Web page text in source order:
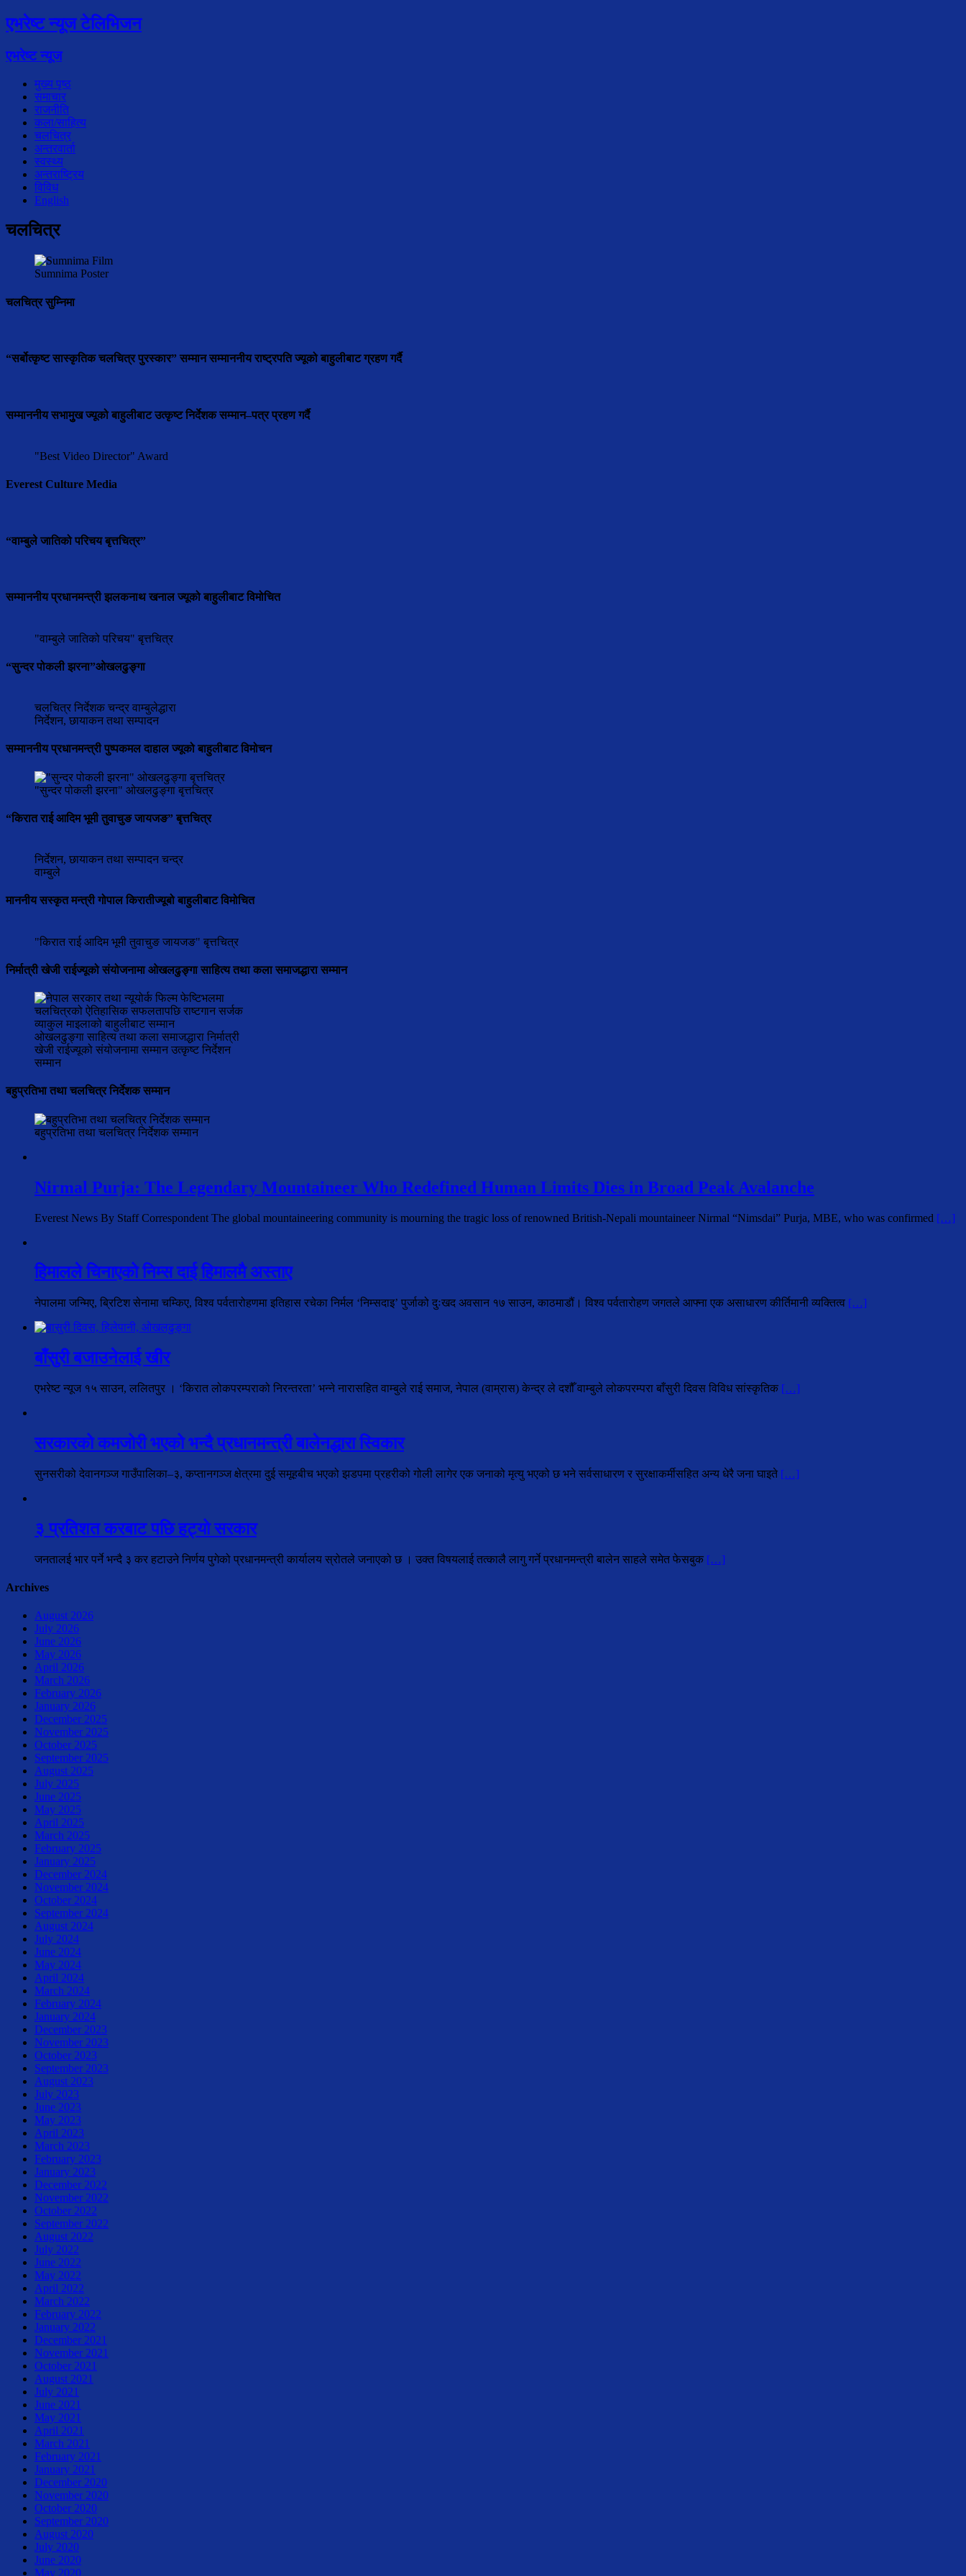
एभरेष्ट न्यूज टेलिभिजन
एभरेष्ट न्यूज
मुख्य पृष्ठ
समाचार
राजनीति
कला/साहित्य
चलचित्र
अन्तरवार्ता
स्वस्थ्य
अन्तराष्ट्रिय
विविध
English
चलचित्र
Sumnima Poster
चलचित्र सुम्निमा
“सर्बोत्कृष्ट सास्कृतिक चलचित्र पुरस्कार” सम्मान सम्माननीय राष्ट्रपति ज्यूको बाहुलीबाट ग्रहण गर्दै
सम्माननीय सभामुुख ज्यूको बाहुलीबाट उत्कृष्ट निर्देशक सम्मान–पत्र प्रहण गर्दै
"Best Video Director" Award
Everest Culture Media
“वाम्बुले जातिको परिचय बृत्तचित्र”
सम्माननीय प्रधानमन्त्री झलकनाथ खनाल ज्यूको बाहुलीबाट विमोचित
"वाम्बुले जातिको परिचय" बृत्तचित्र
“सुन्दर पोकली झरना”ओखलढुङ्गा
चलचित्र निर्देशक चन्द्र वाम्बुलेद्धारा
निर्देशन, छायाकन तथा सम्पादन
सम्माननीय प्रधानमन्त्री पुष्पकमल दाहाल ज्यूको बाहुलीबाट विमोचन
"सुन्दर पोकली झरना" ओखलढुङ्गा बृत्तचित्र
“किरात राई आदिम भूमी तुवाचुङ जायजङ” बृत्तचित्र
निर्देशन, छायाकन तथा सम्पादन चन्द्र
वाम्बुले
माननीय सस्कृत मन्त्री गोपाल किरातीज्यूबो बाहुलीबाट विमोचित
"किरात राई आदिम भूमी तुवाचुङ जायजङ" बृत्तचित्र
निर्मात्री खेजी राईज्यूको संयोजनामा ओखलढुङ्गा साहित्य तथा कला समाजद्धारा सम्मान
ओखलढुङ्गा साहित्य तथा कला समाजद्धारा निर्मात्री
खेजी राईज्यूको संयोजनामा सम्मान उत्कृष्ट निर्देशन
सम्मान
बहुप्रतिभा तथा चलचित्र निर्देशक सम्मान
बहुप्रतिभा तथा चलचित्र निर्देशक सम्मान
Nirmal Purja: The Legendary Mountaineer Who Redefined Human Limits Dies in Broad Peak Avalanche
Everest News By Staff Correspondent The global mountaineering community is mourning the tragic loss of renowned British-Nepali mountaineer Nirmal “Nimsdai” Purja, MBE, who was confirmed […]
हिमालले चिनाएको निम्स दाई हिमालमै अस्ताए
नेपालमा जन्मिए, ब्रिटिश सेनामा चम्किए, विश्व पर्वतारोहणमा इतिहास रचेका निर्मल ‘निम्सदाइ’ पुर्जाको दुःखद अवसान १७ साउन, काठमाडौं। विश्व पर्वतारोहण जगतले आफ्ना एक असाधारण कीर्तिमानी व्यक्तित्व […]
बाँसुरी बजाउनेलाई खीर
एभरेष्ट न्यूज १५ साउन, ललितपुर । ‘किरात लोकपरम्पराको निरन्तरता’ भन्ने नारासहित वाम्बुले राई समाज, नेपाल (वाम्रास) केन्द्र ले दशौँ वाम्बुले लोकपरम्परा बाँसुरी दिवस विविध सांस्कृतिक […]
सरकारको कमजोरी भएको भन्दै प्रधानमन्त्री बालेनद्धारा स्विकार
सुनसरीको देवानगञ्ज गाउँपालिका–३, कप्तानगञ्ज क्षेत्रमा दुई समूहबीच भएको झडपमा प्रहरीको गोली लागेर एक जनाको मृत्यु भएको छ भने सर्वसाधारण र सुरक्षाकर्मीसहित अन्य धेरै जना घाइते […]
३ प्रतिशत करबाट पछि हट्यो सरकार
जनतालई भार पर्ने भन्दै ३ कर हटाउने निर्णय पुगेको प्रधानमन्त्री कार्यालय स्रोतले जनाएको छ । उक्त विषयलाई तत्कालै लागु गर्ने प्रधानमन्त्री बालेन साहले समेत फेसबुक […]
Archives
August 2026
July 2026
June 2026
May 2026
April 2026
March 2026
February 2026
January 2026
December 2025
November 2025
October 2025
September 2025
August 2025
July 2025
June 2025
May 2025
April 2025
March 2025
February 2025
January 2025
December 2024
November 2024
October 2024
September 2024
August 2024
July 2024
June 2024
May 2024
April 2024
March 2024
February 2024
January 2024
December 2023
November 2023
October 2023
September 2023
August 2023
July 2023
June 2023
May 2023
April 2023
March 2023
February 2023
January 2023
December 2022
November 2022
October 2022
September 2022
August 2022
July 2022
June 2022
May 2022
April 2022
March 2022
February 2022
January 2022
December 2021
November 2021
October 2021
August 2021
July 2021
June 2021
May 2021
April 2021
March 2021
February 2021
January 2021
December 2020
November 2020
October 2020
September 2020
August 2020
July 2020
June 2020
May 2020